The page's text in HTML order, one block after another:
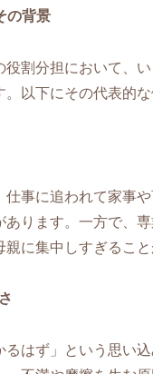
の背景
役割分担において、
以下にその代表的な
仕事に追われて家事
あります。一方で、
に集中しすぎること
るはず」という思い